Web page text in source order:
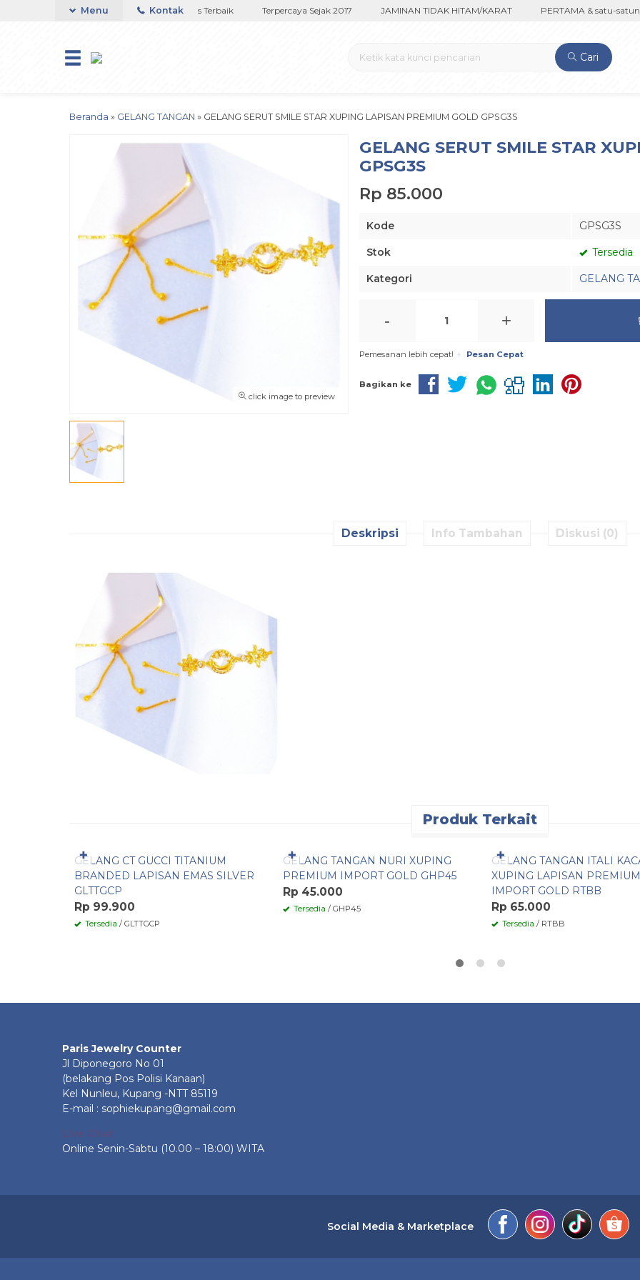
Toko Titanium Lapisan Emas Terbaik Terpercaya Sejak 2017 JAMINAN TIDAK HITAM/KARAT PERTAMA & satu-satunya
Menu Kontak
Cari
Beranda » GELANG TANGAN » GELANG SERUT SMILE STAR XUPING LAPISAN PREMIUM GOLD GPSG3S
click image to preview
GELANG SERUT SMILE STAR
GPSG3S
Rp 85.000
Kode GPSG3S
Stok Tersedia
Kategori GELANG
- +
Pemesanan lebih cepat! Pesan Cepat
Bagikan ke
Deskripsi Info Tambahan Diskusi (0)
Produk Terkait
GELANG CT GUCCI TITANIUM
BRANDED LAPISAN EMAS SILVER
GLTTGCP
Rp 99.900
Tersedia / GLTTGCP
✚
GELANG TANGAN NURI XUPING
PREMIUM IMPORT GOLD GHP45
Rp 45.000
Tersedia / GHP45
✚
GELANG TANGAN ITALI
XUPING LAPISAN PREMIUM
IMPORT GOLD RTBB
Rp 65.000
Tersedia / RTBB
✚
Paris Jewelry Counter
Jl Diponegoro No 01
(belakang Pos Polisi Kanaan)
Kel Nunleu, Kupang -NTT 85119
E-mail : sophiekupang@gmail.com
Live Chat
Online Senin-Sabtu (10.00 – 18:00) WITA
Social Media & Marketplace